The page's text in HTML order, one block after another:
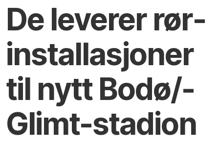
De leverer rør­
installasjoner
til nytt Bodø/­
Glimt-stadion